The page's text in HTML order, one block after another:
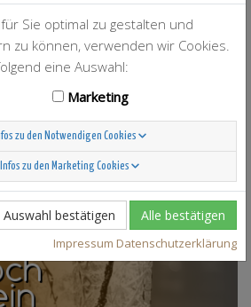
Sie optimal zu gestalten und
zu können, verwenden wir Cookies.
eine Auswahl:
Marketing
zu den Notwendigen Cookies
zu den Marketing Cookies
Auswahl bestätigen Alle bestätigen
Impressum Datenschutzerklärung